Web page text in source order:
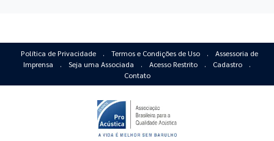
Política de Privacidade . Termos e Condições de Uso .
Assessoria de
Imprensa
. Seja uma Associada . Acesso Restrito . Cadastro
.
Contato